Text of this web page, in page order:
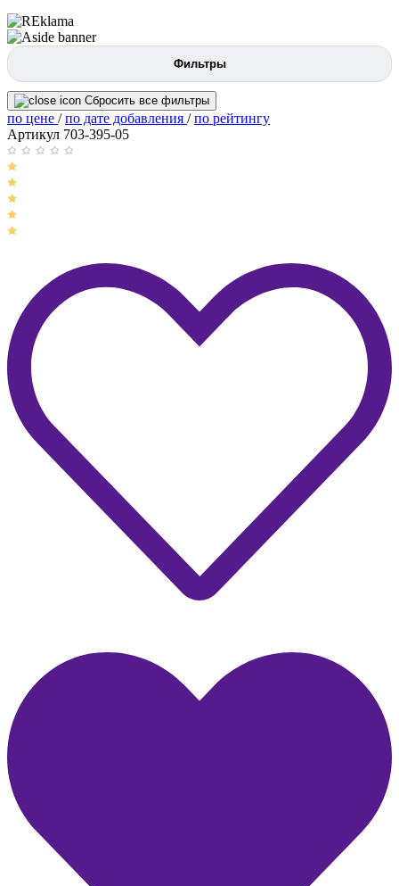
Фильтры
Сбросить все фильтры
по цене /по дате добавления /по рейтингу
Артикул 703-395-05